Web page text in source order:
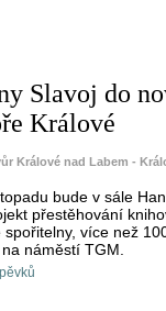
Slavoj do
Králové
Králové nad Labem -
bude v sále
přestěhování
spořitelny, více než
náměstí TGM.